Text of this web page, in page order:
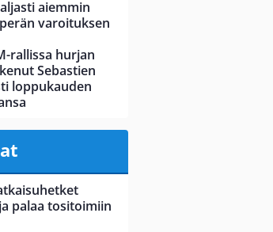
aiemmin
varoituksen
rallissa hurjan
Sebastien
loppukauden
palaa tositoimiin